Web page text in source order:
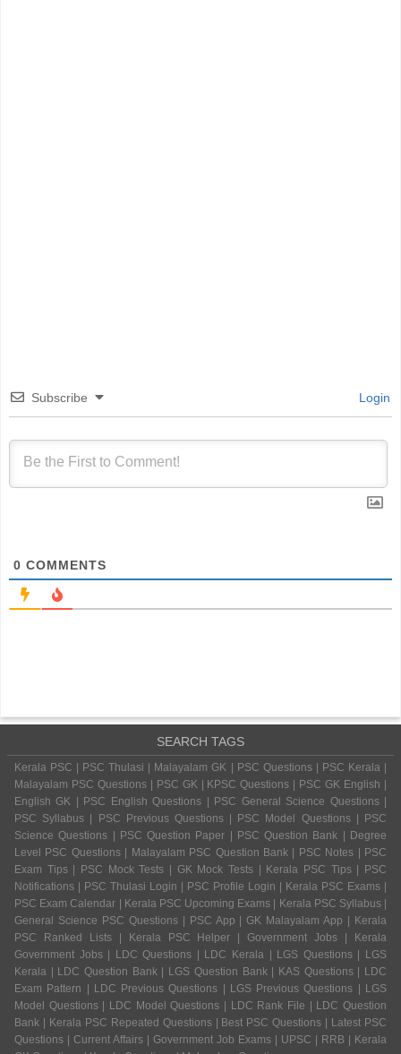
Subscribe Login
0 COMMENTS
SEARCH TAGS
Kerala PSC | PSC Thulasi | Malayalam GK | PSC Questions | PSC Kerala |
Malayalam PSC Questions | PSC GK | KPSC Questions | PSC GK English |
English GK | PSC English Questions | PSC General Science Questions |
PSC Syllabus | PSC Previous Questions | PSC Model Questions | PSC
Science Questions | PSC Question Paper | PSC Question Bank | Degree
Level PSC Questions | Malayalam PSC Question Bank | PSC Notes | PSC
Exam Tips | PSC Mock Tests | GK Mock Tests | Kerala PSC Tips | PSC
Notifications | PSC Thulasi Login | PSC Profile Login | Kerala PSC Exams |
PSC Exam Calendar | Kerala PSC Upcoming Exams | Kerala PSC Syllabus |
General Science PSC Questions | PSC App | GK Malayalam App | Kerala
PSC Ranked Lists | Kerala PSC Helper | Government Jobs | Kerala
Government Jobs | LDC Questions | LDC Kerala | LGS Questions | LGS
Kerala | LDC Question Bank | LGS Question Bank | KAS Questions | LDC
Exam Pattern | LDC Previous Questions | LGS Previous Questions | LGS
Model Questions | LDC Model Questions | LDC Rank File | LDC Question
Bank | Kerala PSC Repeated Questions | Best PSC Questions | Latest PSC
Questions | Current Affairs | Government Job Exams | UPSC | RRB | Kerala